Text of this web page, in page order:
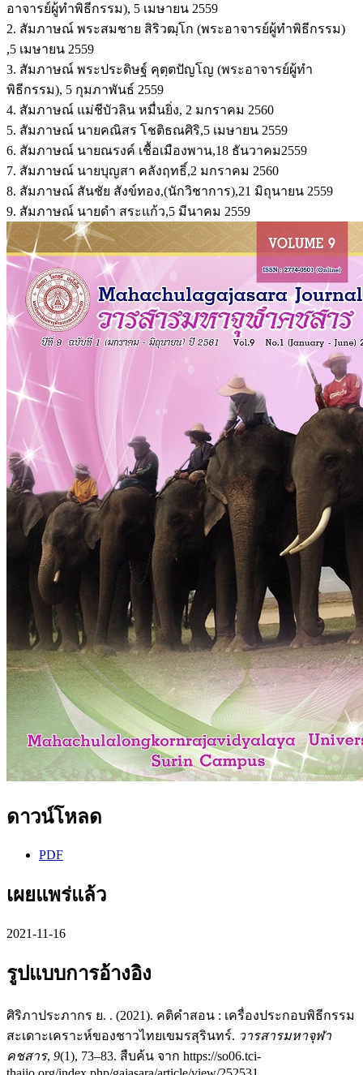
อาจารย์ผู้ทำพิธีกรรม), 5 เมษายน 2559
2. สัมภาษณ์ พระสมชาย สิริวฒฺโก (พระอาจารย์ผู้ทำพิธีกรรม)
,5 เมษายน 2559
3. สัมภาษณ์ พระประดิษฐ์ คุตฺตปัญโญ (พระอาจารย์ผู้ทำ
พิธีกรรม), 5 กุมภาพันธ์ 2559
4. สัมภาษณ์ แม่ชีบัวลิน หมื่นยิ่ง, 2 มกราคม 2560
5. สัมภาษณ์ นายคณิสร โชติธณศิริ,5 เมษายน 2559
6. สัมภาษณ์ นายณรงค์ เชื้อเมืองพาน,18 ธันวาคม2559
7. สัมภาษณ์ นายบุญสา คลังฤทธิ์,2 มกราคม 2560
8. สัมภาษณ์ สันชัย สังข์ทอง,(นักวิชาการ),21 มิถุนายน 2559
9. สัมภาษณ์ นายดำ สระแก้ว,5 มีนาคม 2559
ดาวน์โหลด
PDF
เผยแพร่แล้ว
2021-11-16
รูปแบบการอ้างอิง
ศิริภาประภากร ย. . (2021). คติคำสอน : เครื่องประกอบพิธีกรรม
สะเดาะเคราะห์ของชาวไทยเขมรสุรินทร์. วารสารมหาจุฬา
คชสาร, 9(1), 73–83. สืบค้น จาก https://so06.tci-